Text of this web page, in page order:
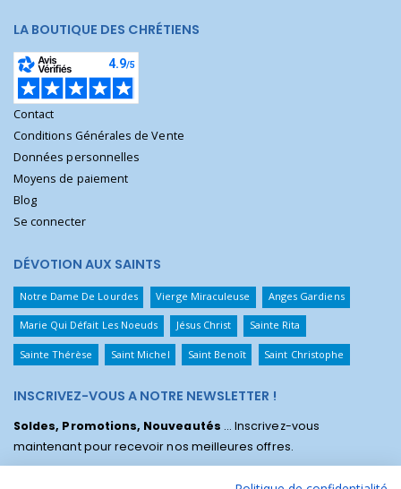
LA BOUTIQUE DES CHRÉTIENS
Contact
Conditions Générales de Vente
Données personnelles
Moyens de paiement
Blog
Se connecter
DÉVOTION AUX SAINTS
Notre Dame De Lourdes Vierge Miraculeuse Anges Gardiens
Marie Qui Défait Les Noeuds Jésus Christ Sainte Rita
Sainte Thérèse Saint Michel Saint Benoît Saint Christophe
INSCRIVEZ-VOUS A NOTRE NEWSLETTER !
Soldes, Promotions, Nouveautés ... Inscrivez-vous
maintenant pour recevoir nos meilleures offres.